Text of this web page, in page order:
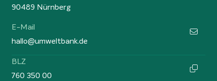
90489 Nürnberg
E-Mail
hallo@umweltbank.de
BLZ
760 350 00